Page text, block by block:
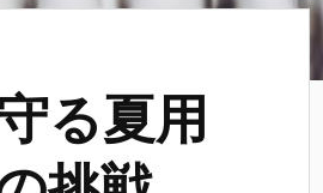
る夏用